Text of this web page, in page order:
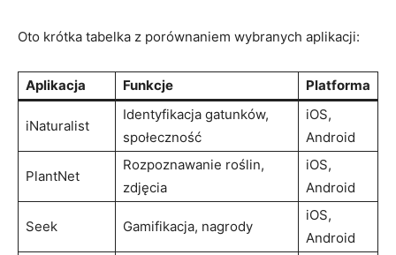
Oto krótka tabelka z porównaniem wybranych ‍aplikacji:
Aplikacja Funkcje Platforma
iNaturalist
Identyfikacja ​gatunków, ​
społeczność
iOS,
Android
PlantNet
Rozpoznawanie roślin,
zdjęcia
iOS,
⁣Android
Seek Gamifikacja,⁤ nagrody
iOS,
Android